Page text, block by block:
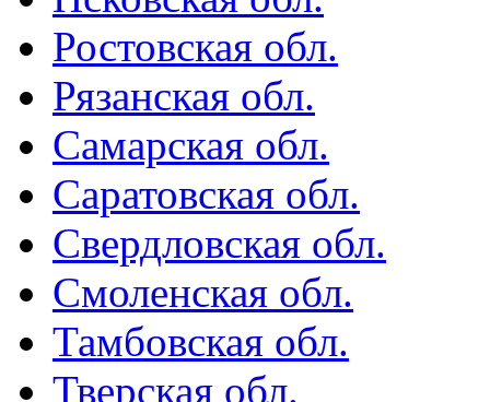
Ростовская обл.
Рязанская обл.
Самарская обл.
Саратовская обл.
Свердловская обл.
Смоленская обл.
Тамбовская обл.
Тверская обл.